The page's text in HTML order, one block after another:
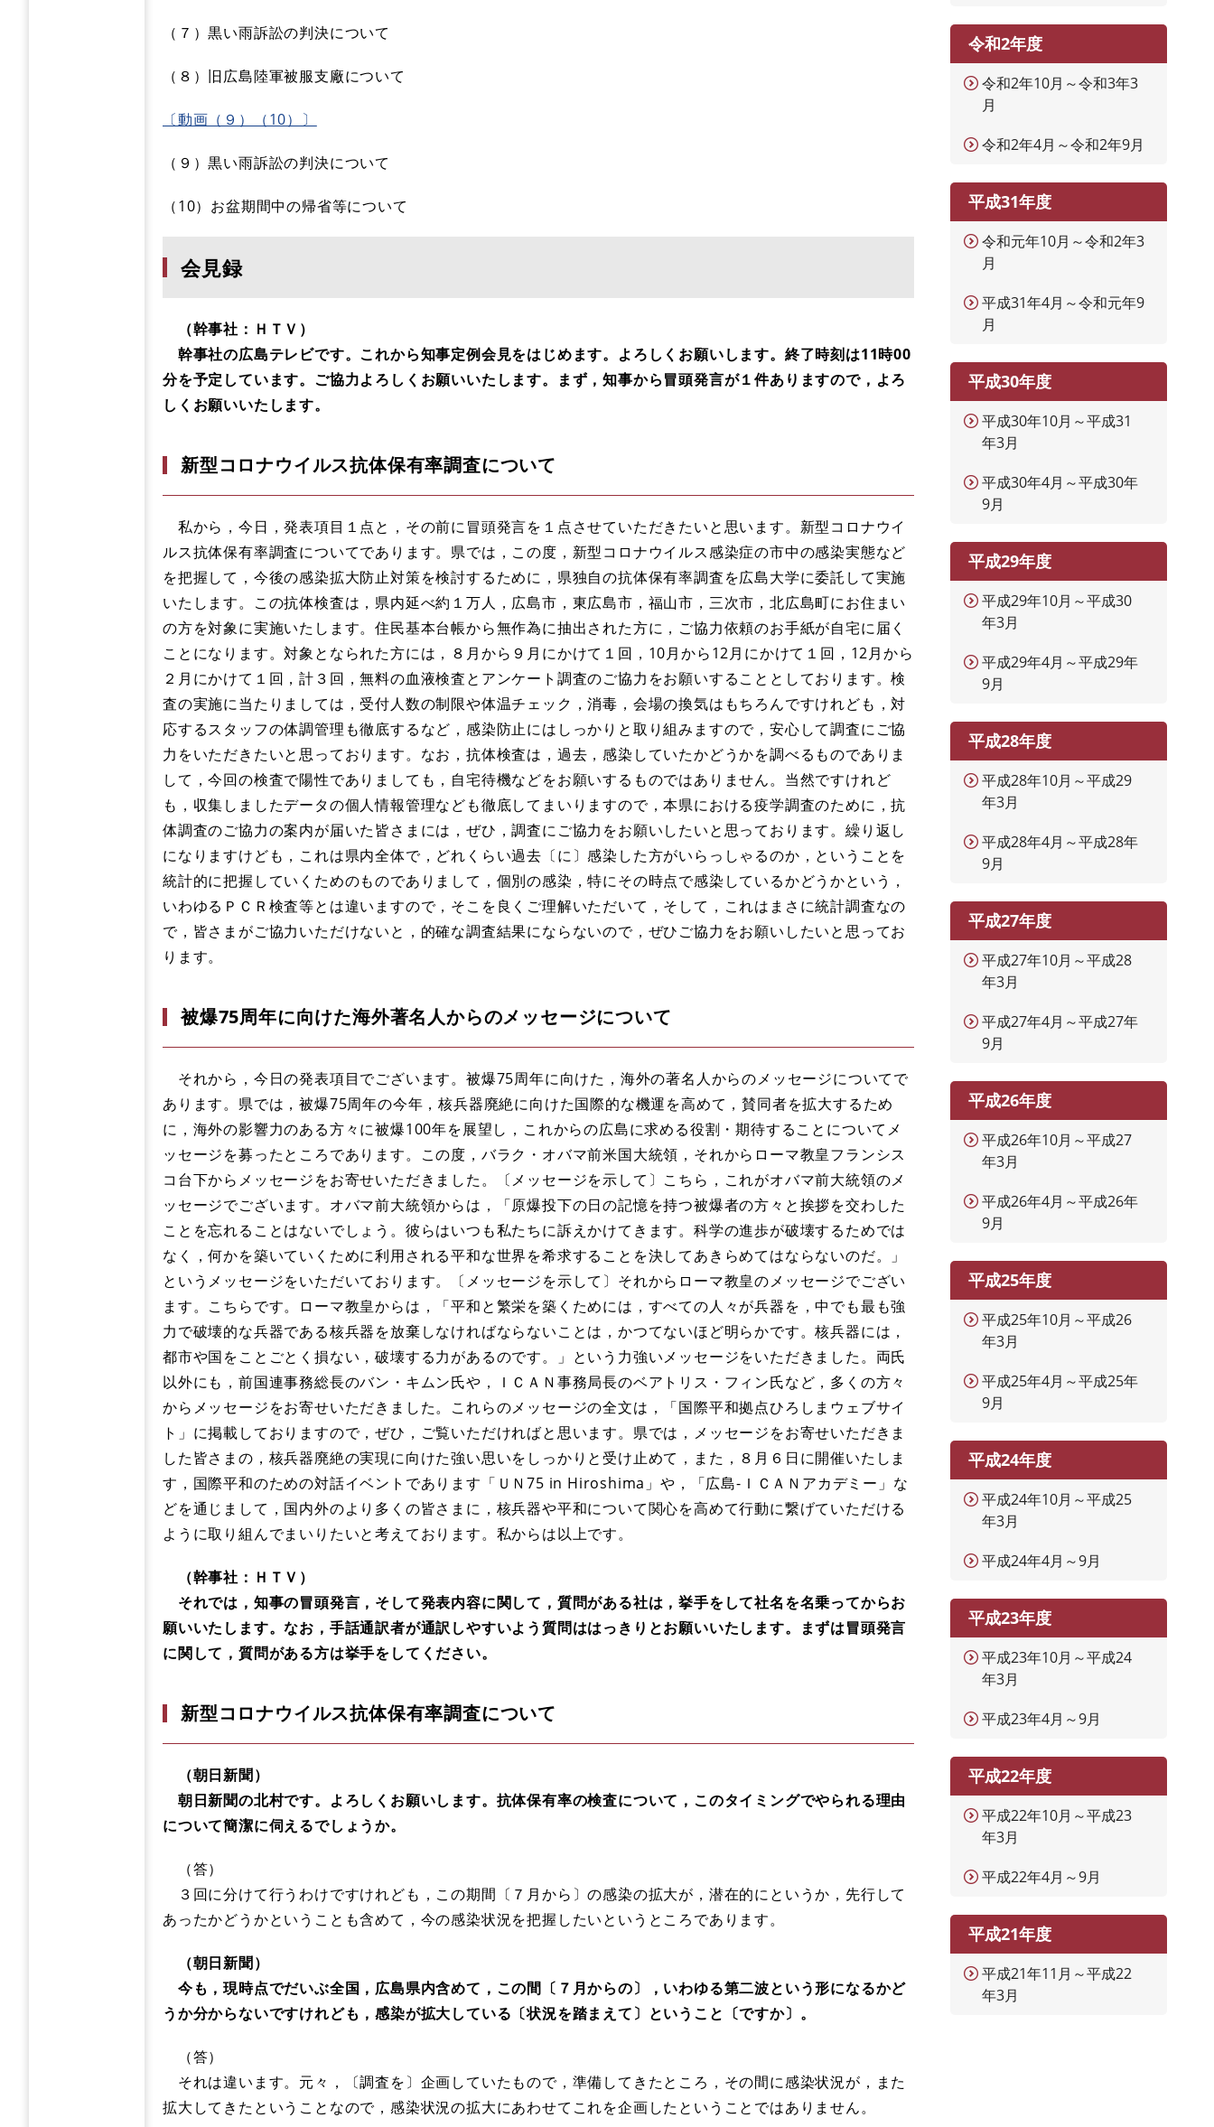
（７）黒い雨訴訟の判決について
（８）旧広島陸軍被服支廠について
〔動画（９）（10）〕
（９）黒い雨訴訟の判決について
（10）お盆期間中の帰省等について
会見録
（幹事社：ＨＴＶ）
幹事社の広島テレビです。これから知事定例会見をはじめます。よろしくお願いします。終了時刻は11時00
分を予定しています。ご協力よろしくお願いいたします。まず，知事から冒頭発言が１件ありますので，よろ
しくお願いいたします。
新型コロナウイルス抗体保有率調査について
私から，今日，発表項目１点と，その前に冒頭発言を１点させていただきたいと思います。新型コロナウイ
ルス抗体保有率調査についてであります。県では，この度，新型コロナウイルス感染症の市中の感染実態など
を把握して，今後の感染拡大防止対策を検討するために，県独自の抗体保有率調査を広島大学に委託して実施
いたします。この抗体検査は，県内延べ約１万人，広島市，東広島市，福山市，三次市，北広島町にお住まい
の方を対象に実施いたします。住民基本台帳から無作為に抽出された方に，ご協力依頼のお手紙が自宅に届く
ことになります。対象となられた方には，８月から９月にかけて１回，10月から12月にかけて１回，12月から
２月にかけて１回，計３回，無料の血液検査とアンケート調査のご協力をお願いすることとしております。検
査の実施に当たりましては，受付人数の制限や体温チェック，消毒，会場の換気はもちろんですけれども，対
応するスタッフの体調管理も徹底するなど，感染防止にはしっかりと取り組みますので，安心して調査にご協
力をいただきたいと思っております。なお，抗体検査は，過去，感染していたかどうかを調べるものでありま
して，今回の検査で陽性でありましても，自宅待機などをお願いするものではありません。当然ですけれど
も，収集しましたデータの個人情報管理なども徹底してまいりますので，本県における疫学調査のために，抗
体調査のご協力の案内が届いた皆さまには，ぜひ，調査にご協力をお願いしたいと思っております。繰り返し
になりますけども，これは県内全体で，どれくらい過去〔に〕感染した方がいらっしゃるのか，ということを
統計的に把握していくためのものでありまして，個別の感染，特にその時点で感染しているかどうかという，
いわゆるＰＣＲ検査等とは違いますので，そこを良くご理解いただいて，そして，これはまさに統計調査なの
で，皆さまがご協力いただけないと，的確な調査結果にならないので，ぜひご協力をお願いしたいと思ってお
ります。
被爆75周年に向けた海外著名人からのメッセージについて
それから，今日の発表項目でございます。被爆75周年に向けた，海外の著名人からのメッセージについてで
あります。県では，被爆75周年の今年，核兵器廃絶に向けた国際的な機運を高めて，賛同者を拡大するため
に，海外の影響力のある方々に被爆100年を展望し，これからの広島に求める役割・期待することについてメ
ッセージを募ったところであります。この度，バラク・オバマ前米国大統領，それからローマ教皇フランシス
コ台下からメッセージをお寄せいただきました。〔メッセージを示して〕こちら，これがオバマ前大統領のメ
ッセージでございます。オバマ前大統領からは，「原爆投下の日の記憶を持つ被爆者の方々と挨拶を交わした
ことを忘れることはないでしょう。彼らはいつも私たちに訴えかけてきます。科学の進歩が破壊するためでは
なく，何かを築いていくために利用される平和な世界を希求することを決してあきらめてはならないのだ。」
というメッセージをいただいております。〔メッセージを示して〕それからローマ教皇のメッセージでござい
ます。こちらです。ローマ教皇からは，「平和と繁栄を築くためには，すべての人々が兵器を，中でも最も強
力で破壊的な兵器である核兵器を放棄しなければならないことは，かつてないほど明らかです。核兵器には，
都市や国をことごとく損ない，破壊する力があるのです。」という力強いメッセージをいただきました。両氏
以外にも，前国連事務総長のバン・キムン氏や，ＩＣＡＮ事務局長のベアトリス・フィン氏など，多くの方々
からメッセージをお寄せいただきました。これらのメッセージの全文は，「国際平和拠点ひろしまウェブサイ
ト」に掲載しておりますので，ぜひ，ご覧いただければと思います。県では，メッセージをお寄せいただきま
した皆さまの，核兵器廃絶の実現に向けた強い思いをしっかりと受け止めて，また，８月６日に開催いたしま
す，国際平和のための対話イベントであります「ＵＮ75 in Hiroshima」や，「広島-ＩＣＡＮアカデミー」な
どを通じまして，国内外のより多くの皆さまに，核兵器や平和について関心を高めて行動に繋げていただける
ように取り組んでまいりたいと考えております。私からは以上です。
（幹事社：ＨＴＶ）
それでは，知事の冒頭発言，そして発表内容に関して，質問がある社は，挙手をして社名を名乗ってからお
願いいたします。なお，手話通訳者が通訳しやすいよう質問ははっきりとお願いいたします。まずは冒頭発言
に関して，質問がある方は挙手をしてください。
新型コロナウイルス抗体保有率調査について
（朝日新聞）
朝日新聞の北村です。よろしくお願いします。抗体保有率の検査について，このタイミングでやられる理由
について簡潔に伺えるでしょうか。
（答）
３回に分けて行うわけですけれども，この期間〔７月から〕の感染の拡大が，潜在的にというか，先行して
あったかどうかということも含めて，今の感染状況を把握したいというところであります。
（朝日新聞）
今も，現時点でだいぶ全国，広島県内含めて，この間〔７月からの〕，いわゆる第二波という形になるかど
うか分からないですけれども，感染が拡大している〔状況を踏まえて〕ということ〔ですか〕。
（答）
それは違います。元々，〔調査を〕企画していたもので，準備してきたところ，その間に感染状況が，また
拡大してきたということなので，感染状況の拡大にあわせてこれを企画したということではありません。
令和2年度
令和2年10月～令和3年3
月
令和2年4月～令和2年9月
平成31年度
令和元年10月～令和2年3
月
平成31年4月～令和元年9
月
平成30年度
平成30年10月～平成31
年3月
平成30年4月～平成30年
9月
平成29年度
平成29年10月～平成30
年3月
平成29年4月～平成29年
9月
平成28年度
平成28年10月～平成29
年3月
平成28年4月～平成28年
9月
平成27年度
平成27年10月～平成28
年3月
平成27年4月～平成27年
9月
平成26年度
平成26年10月～平成27
年3月
平成26年4月～平成26年
9月
平成25年度
平成25年10月～平成26
年3月
平成25年4月～平成25年
9月
平成24年度
平成24年10月～平成25
年3月
平成24年4月～9月
平成23年度
平成23年10月～平成24
年3月
平成23年4月～9月
平成22年度
平成22年10月～平成23
年3月
平成22年4月～9月
平成21年度
平成21年11月～平成22
年3月